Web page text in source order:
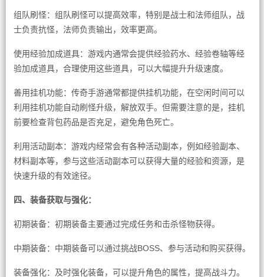
组队刷怪：组队刷怪可以提高效率，特别是战士和法师组队，战
士负责抗怪，法师负责输出，效率更高。
使用经验加成道具：游戏内通常会提供经验药水、经验卷轴等经
验加成道具，合理使用这些道具，可以大幅提升升级速度。
善用挂机功能：传奇手游通常都提供挂机功能，在空闲时间可以
利用挂机功能自动刷怪升级，解放双手。但需要注意的是，挂机
前要检查背包药品是否充足，避免角色死亡。
利用活动副本：游戏内经常会有各种活动副本，例如经验副本、
材料副本等，参与这些活动副本可以获得大量的经验和资源，是
快速升级的有效途径。
四、装备获取与强化：
初期装备：初期装备主要通过完成任务和击杀怪物获得。
中期装备：中期装备可以通过挑战BOSS、参与活动和购买获得。
装备强化：及时强化装备，可以提升角色的属性，提高战斗力。